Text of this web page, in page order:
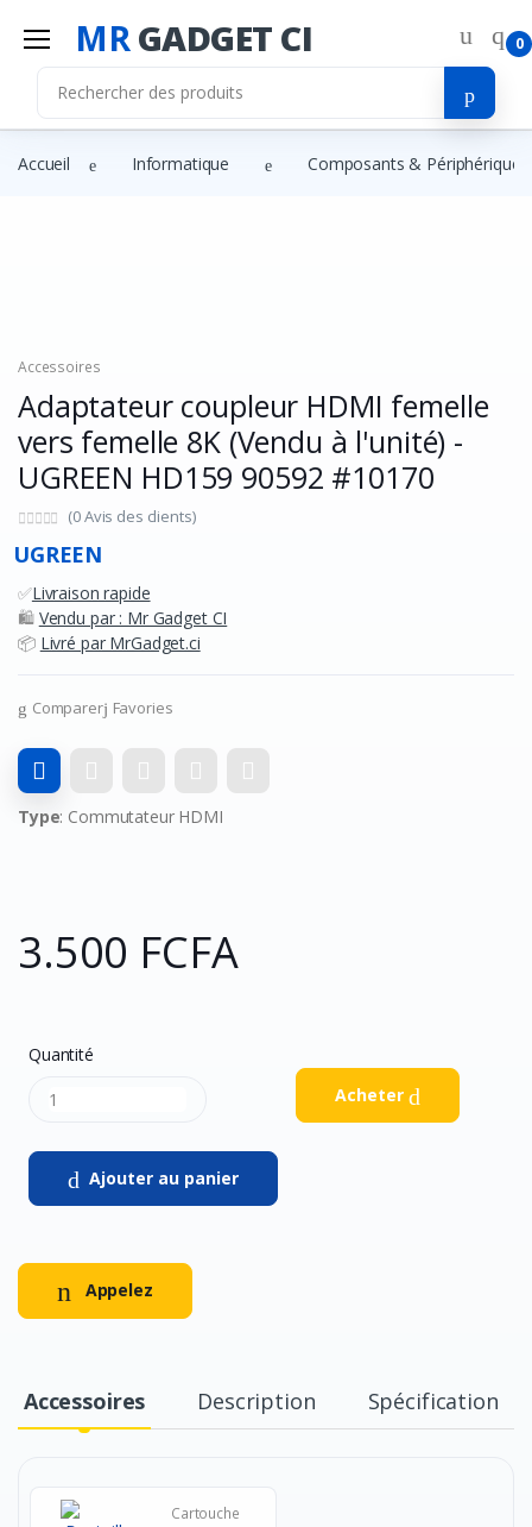
MRGADGET CI 0
Accueil Informatique Composants & Périphériques
Accessoires
Adaptateur coupleur HDMI femelle
vers femelle 8K (Vendu à l'unité) -
UGREEN HD159 90592 #10170
(0 Avis des clients)
UGREEN
✅Livraison rapide
🛍️ Vendu par : Mr Gadget CI
📦 Livré par MrGadget.ci
Comparer Favories
Type: Commutateur HDMI
3.500 FCFA
Quantité
Ajouter au panier
Acheter
Appelez
Accessoires Description Spécification
Cartouche